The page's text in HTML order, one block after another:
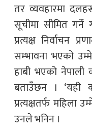
तर व्यवहारमा
सूचीमा सीमित
प्रत्यक्ष निर्वाचन
सम्भावना भएको
हाबी भएको नेपाली
बताउँछन । ‘यही
प्रत्यक्षतर्फ महिला
उनले भनिन ।